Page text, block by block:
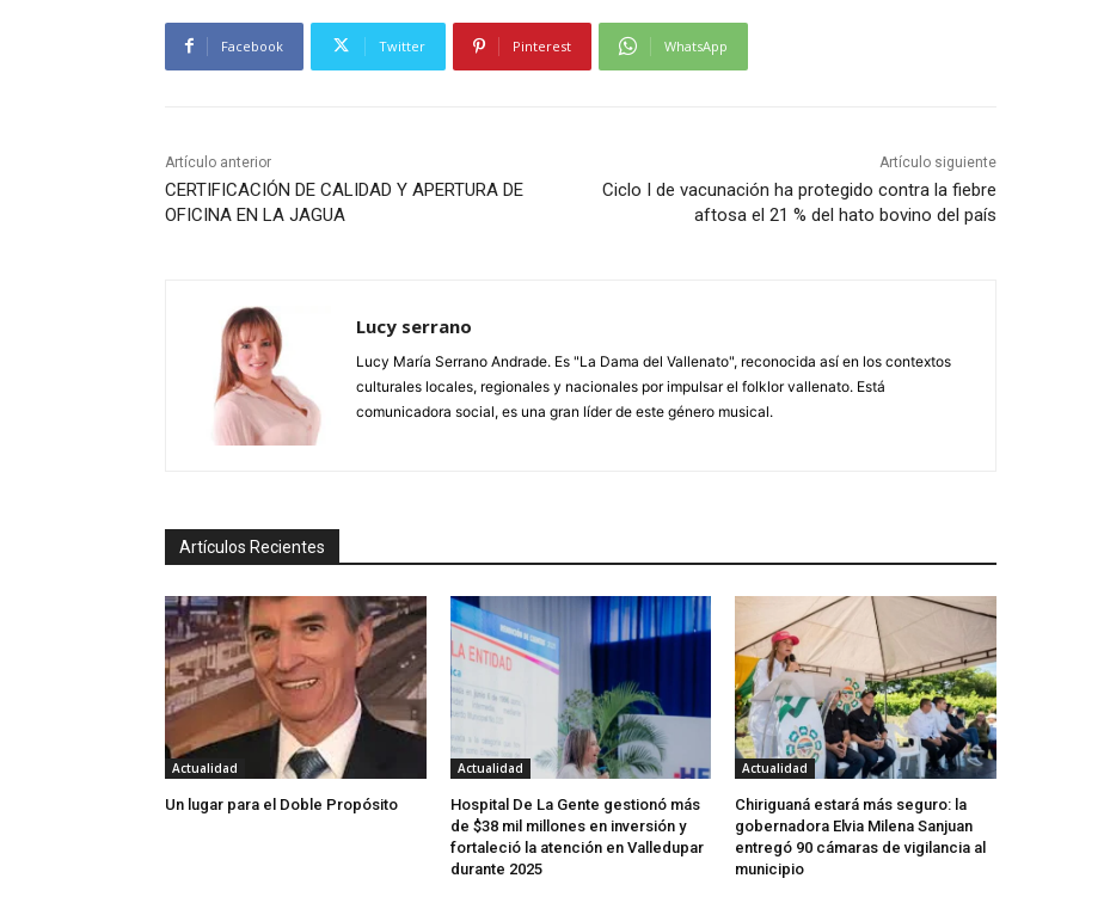
Facebook Twitter Pinterest WhatsApp
Artículo anterior
CERTIFICACIÓN DE CALIDAD Y APERTURA DE
OFICINA EN LA JAGUA
Artículo siguiente
Ciclo I de vacunación ha protegido contra la fiebre
aftosa el 21 % del hato bovino del país
Lucy serrano
Lucy María Serrano Andrade. Es "La Dama del Vallenato", reconocida así en los contextos
culturales locales, regionales y nacionales por impulsar el folklor vallenato. Está
comunicadora social, es una gran líder de este género musical.
Artículos Recientes
Actualidad
Un lugar para el Doble Propósito
Actualidad
Hospital De La Gente gestionó más
de $38 mil millones en inversión y
fortaleció la atención en Valledupar
durante 2025
Actualidad
Chiriguaná estará más seguro: la
gobernadora Elvia Milena Sanjuan
entregó 90 cámaras de vigilancia al
municipio